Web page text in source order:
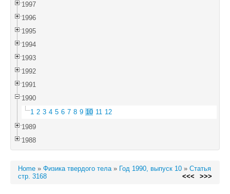
1997
1996
1995
1994
1993
1992
1991
1990
1 2 3 4 5 6 7 8 9 10 11 12
1989
1988
Home » Физика твердого тела» Год 1990, выпуск 10 » Статья
стр. 3168
<<< >>>